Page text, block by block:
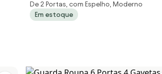
Espelho Elite 2 Gavetas Munique D02
De 2 Portas, com Espelho, Moderno
Em estoque